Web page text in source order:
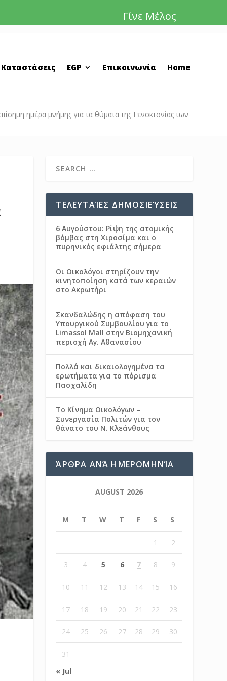
Γίνε Μέλος
EGP Επικοινωνία Home
ημέρα μνήμης για τα θύματα της Γενοκτονίας των
ΤΕΛΕΥΤΑΊΕΣ ΔΗΜΟΣΙΕΎΣΕΙΣ
6 Αυγούστου: Ρίψη της ατομικής
βόμβας στη Χιροσίμα και ο
πυρηνικός εφιάλτης σήμερα
Οι Οικολόγοι στηρίζουν την
κινητοποίηση κατά των κεραιών
στο Ακρωτήρι
Σκανδαλώδης η απόφαση του
Υπουργικού Συμβουλίου για το
Limassol Mall στην Βιομηχανική
περιοχή Αγ. Αθανασίου
Πολλά και δικαιολογημένα τα
ερωτήματα για το πόρισμα
Πασχαλίδη
Το Κίνημα Οικολόγων –
Συνεργασία Πολιτών για τον
θάνατο του Ν. Κλεάνθους
ΆΡΘΡΑ ΑΝΆ ΗΜΕΡΟΜΗΝΊΑ
AUGUST 2026
M T W T F S S
1 2
3 4 5 6 7 8 9
10 11 12 13 14 15 16
17 18 19 20 21 22 23
24 25 26 27 28 29 30
31
« Jul